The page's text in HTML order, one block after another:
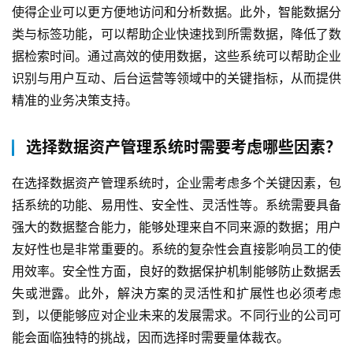
使得企业可以更方便地访问和分析数据。此外，智能数据分
类与标签功能，可以帮助企业快速找到所需数据，降低了数
据检索时间。通过高效的使用数据，这些系统可以帮助企业
识别与用户互动、后台运营等领域中的关键指标，从而提供
精准的业务决策支持。
选择数据资产管理系统时需要考虑哪些因素？
在选择数据资产管理系统时，企业需考虑多个关键因素，包
括系统的功能、易用性、安全性、灵活性等。系统需要具备
强大的数据整合能力，能够处理来自不同来源的数据；用户
友好性也是非常重要的。系统的复杂性会直接影响员工的使
用效率。安全性方面，良好的数据保护机制能够防止数据丢
失或泄露。此外，解決方案的灵活性和扩展性也必须考虑
到，以便能够应对企业未来的发展需求。不同行业的公司可
能会面临独特的挑战，因而选择时需要量体裁衣。